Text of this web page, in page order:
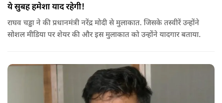
ये सुबह हमेशा याद रहेगी!
राघव चड्ढा ने की प्रधानमंत्री नरेंद्र मोदी से मुलाकात. जिसके तस्वीरें उन्होंने
सोशल मीडिया पर शेयर की और इस मुलाकात को उन्होंने यादगार बताया.